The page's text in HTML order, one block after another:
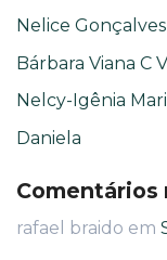
Nelice Gonçalves
Bárbara Viana C
Nelcy-Igênia
Daniela
Comentários
rafael braido em